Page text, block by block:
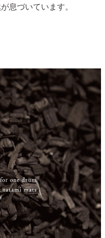
息づいています。